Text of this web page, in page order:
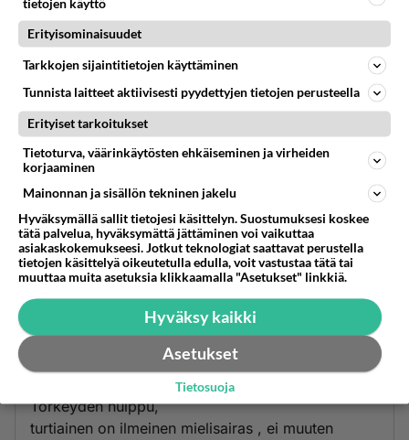
Anonyymi00014
2026-05-18 09:26:58
Tunkua vaan riittää itään, eikö se Siperia
opettanutkaan?
Äänestä
Anonyymi00019
pönt töjen keskusteluaihe tur puu tiainen
onko mitään hullumpaa
nollakorkomiesten puuhaa sian kuluksi
Äänestä Kommentoi
2026-05-18 14:45:28
Törkeyden huippu,
turtiainen on ilmeinen mielisairas , ei muuten
tietojen käyttö
Erityisominaisuudet
Tarkkojen sijaintitietojen käyttäminen
Tunnista laitteet aktiivisesti pyydettyjen tietojen perusteella
Erityiset tarkoitukset
Tietoturva, väärinkäytösten ehkäiseminen ja virheiden
korjaaminen
Mainonnan ja sisällön tekninen jakelu
Hyväksymällä sallit tietojesi käsittelyn. Suostumuksesi koskee
tätä palvelua, hyväksymättä jättäminen voi vaikuttaa
asiakaskokemukseesi. Jotkut teknologiat saattavat perustella
tietojen käsittelyä oikeutetulla edulla, voit vastustaa tätä tai
muuttaa muita asetuksia klikkaamalla "Asetukset" linkkiä.
Hyväksy kaikki
Asetukset
Tietosuoja